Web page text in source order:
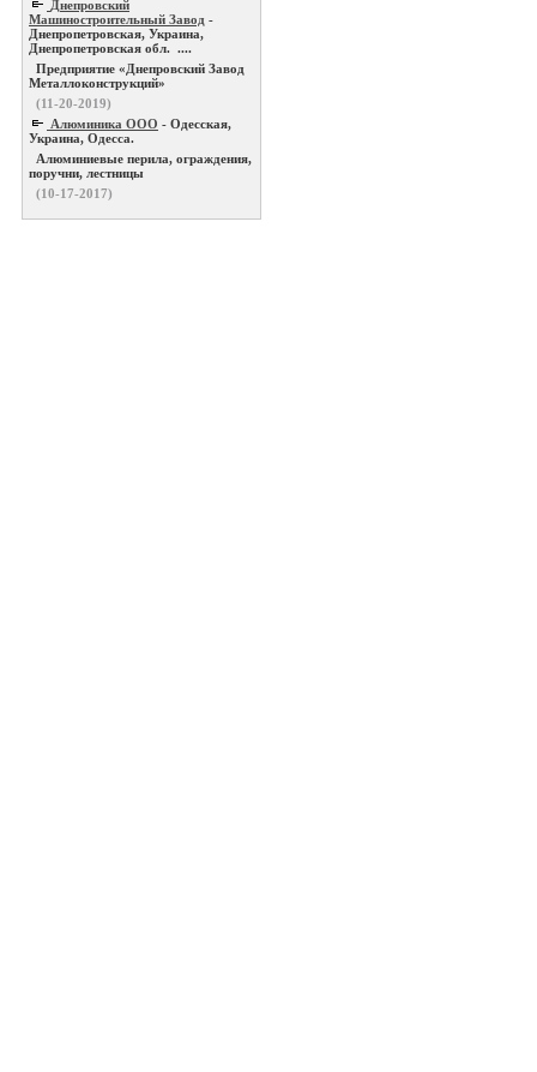
Днепровский
Машиностроительный Завод -
Днепропетровская, Украина,
Днепропетровская обл. ....
Предприятие «Днепровский Завод
Металлоконструкций»
(11-20-2019)
Алюминика ООО - Одесская,
Украина, Одесса.
Алюминиевые перила, ограждения,
поручни, лестницы
(10-17-2017)